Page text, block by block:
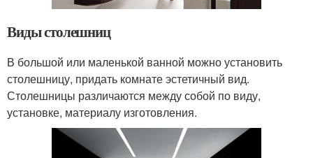
Виды столешниц
В большой или маленькой ванной можно установить
столешницу, придать комнате эстетичный вид.
Столешницы различаются между собой по виду,
установке, материалу изготовления.